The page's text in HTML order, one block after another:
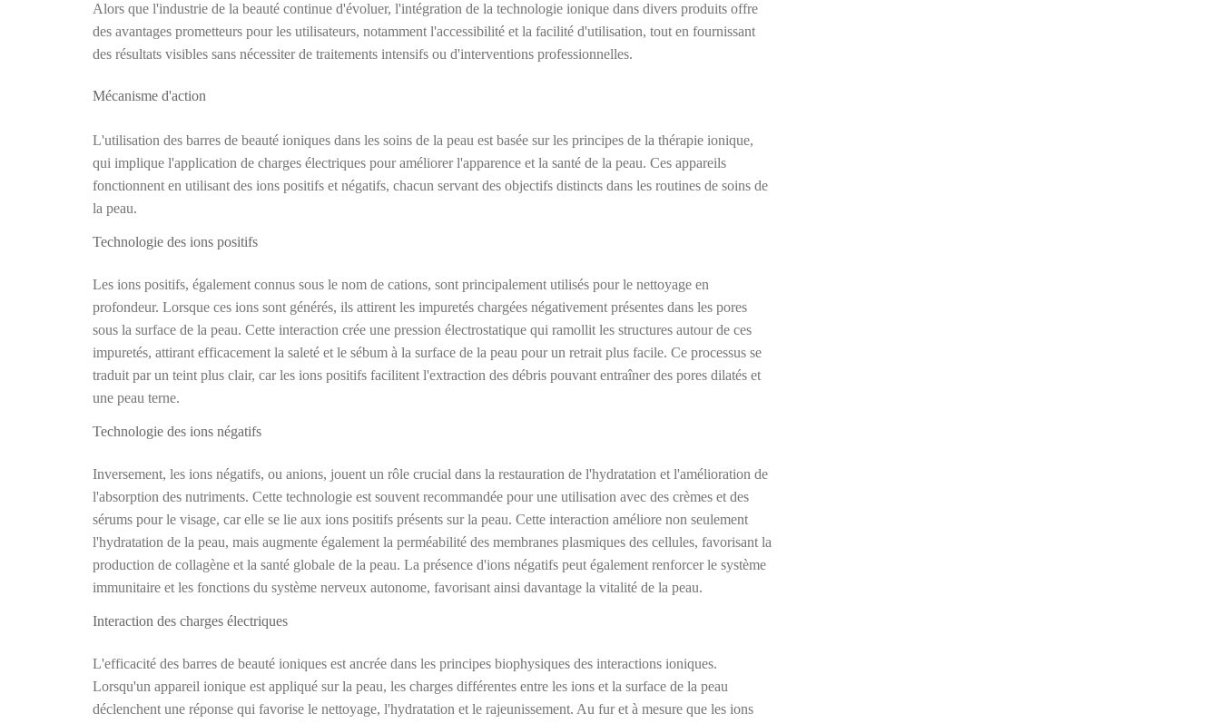
Alors que l'industrie de la beauté continue d'évoluer, l'intégration de la technologie ionique dans divers produits offre
des avantages prometteurs pour les utilisateurs, notamment l'accessibilité et la facilité d'utilisation, tout en fournissant
des résultats visibles sans nécessiter de traitements intensifs ou d'interventions professionnelles.
Mécanisme d'action
L'utilisation des barres de beauté ioniques dans les soins de la peau est basée sur les principes de la thérapie ionique,
qui implique l'application de charges électriques pour améliorer l'apparence et la santé de la peau. Ces appareils
fonctionnent en utilisant des ions positifs et négatifs, chacun servant des objectifs distincts dans les routines de soins de
la peau.
Technologie des ions positifs
Les ions positifs, également connus sous le nom de cations, sont principalement utilisés pour le nettoyage en
profondeur. Lorsque ces ions sont générés, ils attirent les impuretés chargées négativement présentes dans les pores
sous la surface de la peau. Cette interaction crée une pression électrostatique qui ramollit les structures autour de ces
impuretés, attirant efficacement la saleté et le sébum à la surface de la peau pour un retrait plus facile. Ce processus se
traduit par un teint plus clair, car les ions positifs facilitent l'extraction des débris pouvant entraîner des pores dilatés et
une peau terne.
Technologie des ions négatifs
Inversement, les ions négatifs, ou anions, jouent un rôle crucial dans la restauration de l'hydratation et l'amélioration de
l'absorption des nutriments. Cette technologie est souvent recommandée pour une utilisation avec des crèmes et des
sérums pour le visage, car elle se lie aux ions positifs présents sur la peau. Cette interaction améliore non seulement
l'hydratation de la peau, mais augmente également la perméabilité des membranes plasmiques des cellules, favorisant la
production de collagène et la santé globale de la peau. La présence d'ions négatifs peut également renforcer le système
immunitaire et les fonctions du système nerveux autonome, favorisant ainsi davantage la vitalité de la peau.
Interaction des charges électriques
L'efficacité des barres de beauté ioniques est ancrée dans les principes biophysiques des interactions ioniques.
Lorsqu'un appareil ionique est appliqué sur la peau, les charges différentes entre les ions et la surface de la peau
déclenchent une réponse qui favorise le nettoyage, l'hydratation et le rajeunissement. Au fur et à mesure que les ions